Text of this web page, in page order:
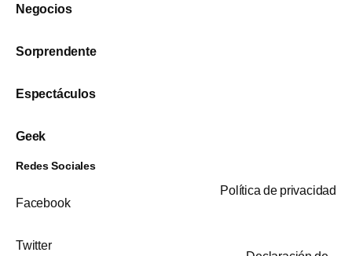
Negocios
Sorprendente
Espectáculos
Geek
Redes Sociales
Facebook
Twitter
Política de privacidad